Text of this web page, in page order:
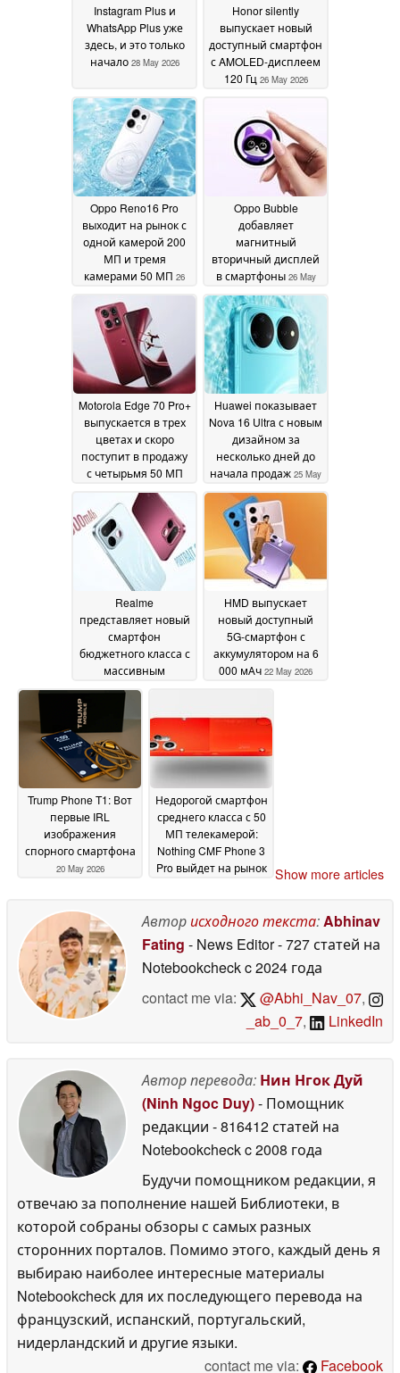
Instagram Plus и
WhatsApp Plus уже
здесь, и это только
начало 28 May 2026
Honor silently
выпускает новый
доступный смартфон
с AMOLED-дисплеем
120 Гц 26 May 2026
Oppo Reno16 Pro
выходит на рынок с
одной камерой 200
МП и тремя
камерами 50 МП 26
May 2026
Oppo Bubble
добавляет
магнитный
вторичный дисплей
в смартфоны 26 May
2026
Motorola Edge 70 Pro+
выпускается в трех
цветах и скоро
поступит в продажу
с четырьмя 50 МП
25 May 2026
Huawei показывает
Nova 16 Ultra с новым
дизайном за
несколько дней до
начала продаж 25 May
2026
Realme
представляет новый
смартфон
бюджетного класса с
массивным
аккумулятором на 8
000 мАч
HMD выпускает
новый доступный
5G-смартфон с
аккумулятором на 6
000 мАч 22 May 2026
Trump Phone T1: Вот
первые IRL
изображения
спорного смартфона
20 May 2026
Недорогой смартфон
среднего класса с 50
МП телекамерой:
Nothing CMF Phone 3
Pro выйдет на рынок Show more articles
Авторисходного текста:Abhinav
Fating - News Editor- 727 статей на
Notebookcheckc 2024 года
contact me via:
@Abhi_Nav_07,
_ab_0_7, LinkedIn
Автор перевода: Нин Нгок Дуй
(Ninh Ngoc Duy)- Помощник
редакции - 816412 статей на
Notebookcheckc 2008 года
Будучи помощником редакции, я
отвечаю за пополнение нашей Библиотеки, в
которой собраны обзоры с самых разных
сторонних порталов. Помимо этого, каждый день я
выбираю наиболее интересные материалы
Notebookcheck для их последующего перевода на
французский, испанский, португальский,
нидерландский и другие языки.
contact me via:
Facebook